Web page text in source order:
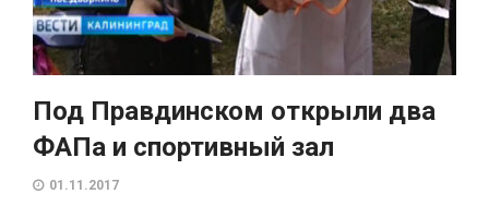
Под Правдинском открыли два
ФАПа и спортивный зал
01.11.2017